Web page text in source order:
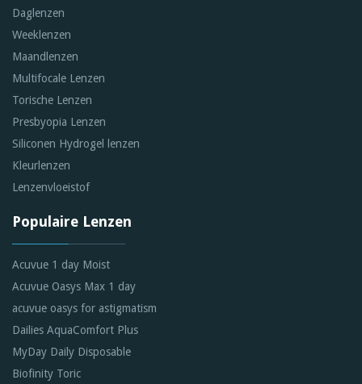
Daglenzen
Weeklenzen
Maandlenzen
Multifocale Lenzen
Torische Lenzen
Presbyopia Lenzen
Siliconen Hydrogel lenzen
Kleurlenzen
Lenzenvloeistof
Populaire Lenzen
Acuvue 1 day Moist
Acuvue Oasys Max 1 day
acuvue oasys for astigmatism
Dailies AquaComfort Plus
MyDay Daily Disposable
Biofinity Toric